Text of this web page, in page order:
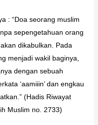
: “Doa seorang muslim
sepengetahuan orang
dikabulkan. Pada
menjadi wakil baginya,
dengan sebuah
‘aamiiin’ dan engkau
(Hadis Riwayat
Muslim no. 2733)